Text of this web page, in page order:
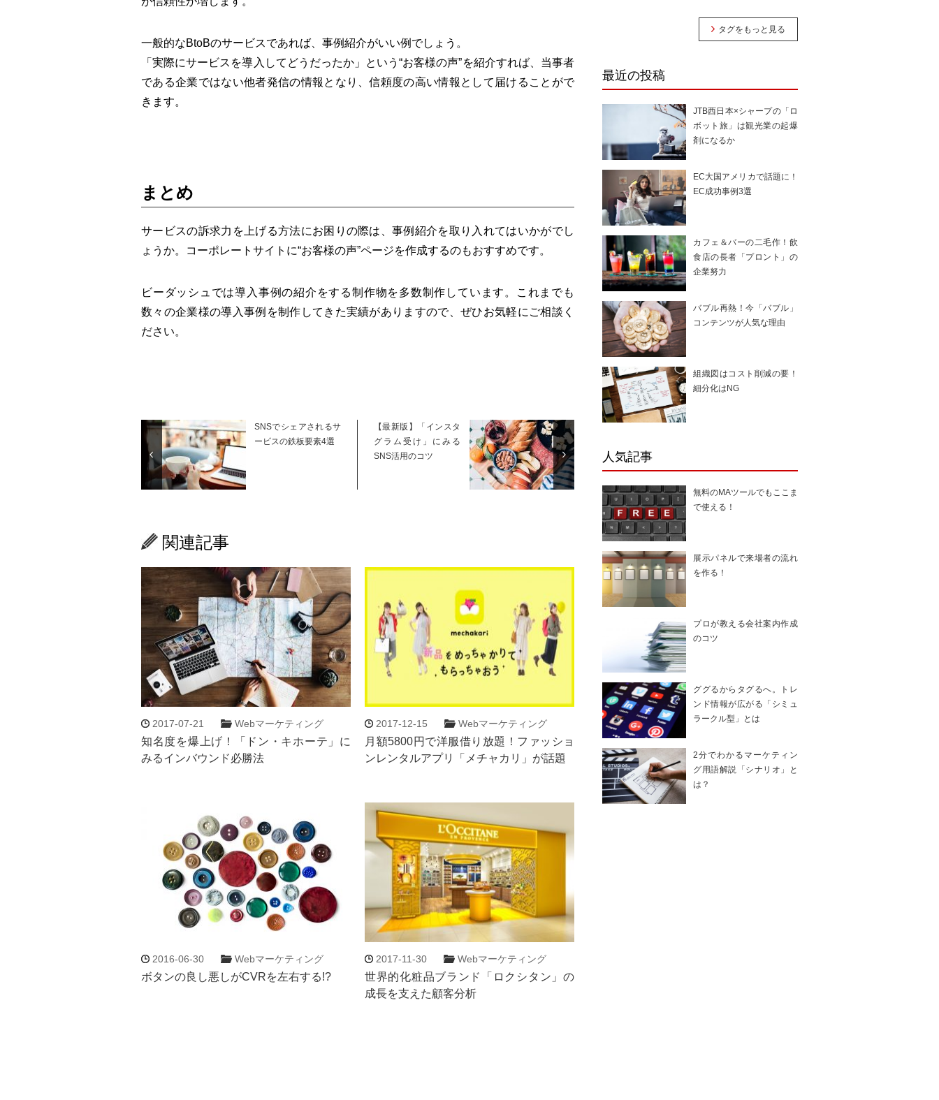
一般的なBtoBのサービスであれば、事例紹介がいい例でしょう。
「実際にサービスを導入してどうだったか」という“お客様の声”を紹介すれば、当事者
である企業ではない他者発信の情報となり、信頼度の高い情報として届けることがで
きます。
まとめ
サービスの訴求力を上げる方法にお困りの際は、事例紹介を取り入れてはいかがでし
ょうか。コーポレートサイトに“お客様の声”ページを作成するのもおすすめです。
ビーダッシュでは導入事例の紹介をする制作物を多数制作しています。これまでも
数々の企業様の導入事例を制作してきた実績がありますので、ぜひお気軽にご相談く
ださい。
SNSでシェアされるサ
ービスの鉄板要素4選
【最新版】「インスタ
グラム受け」にみる
SNS活用のコツ
関連記事
2017-07-21 Webマーケティング
知名度を爆上げ！「ドン・キホーテ」に
みるインバウンド必勝法
2017-12-15 Webマーケティング
月額5800円で洋服借り放題！ファッショ
ンレンタルアプリ「メチャカリ」が話題
2016-06-30 Webマーケティング
ボタンの良し悪しがCVRを左右する!?
2017-11-30 Webマーケティング
世界的化粧品ブランド「ロクシタン」の
成長を支えた顧客分析
タグをもっと見る
最近の投稿
JTB西日本×シャープの「ロ
ボット旅」は観光業の起爆
剤になるか
EC大国アメリカで話題に！
EC成功事例3選
カフェ＆バーの二毛作！飲
食店の長者「プロント」の
企業努力
バブル再熱！今「バブル」
コンテンツが人気な理由
組織図はコスト削減の要！
細分化はNG
人気記事
無料のMAツールでもここま
で使える！
展示パネルで来場者の流れ
を作る！
プロが教える会社案内作成
のコツ
ググるからタグるへ。トレ
ンド情報が広がる「シミュ
ラークル型」とは
2分でわかるマーケティン
グ用語解説「シナリオ」と
は？